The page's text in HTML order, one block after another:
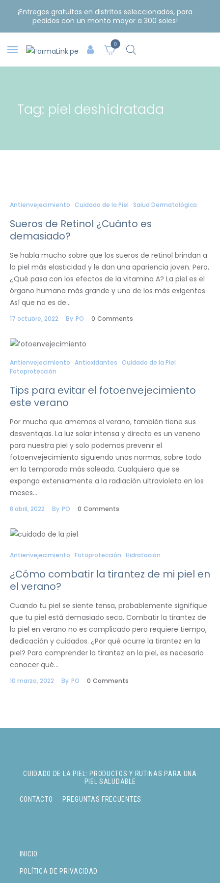
¡Entregas gratuitas en distritos seleccionados, para
pedidos con un monto mayor a 300 soles!
0
Tag: piel deshidratada
Antienvejecimiento Cuidado de la Piel Salud Dermatológica
Sueros de Retinol ¿Cuánto es
demasiado?
Se habla mucho sobre que los sueros de retinol brindan a
la piel más elasticidad y le dan una apariencia joven. Pero,
¿Qué pasa con los efectos de la vitamina A? La piel es el
órgano humano más grande y uno de los más exigentes
Así que no es de…
17 octubre, 2022 By PO 0 Comments
Antienvejecimiento Antioxidantes Cuidado de la Piel
Fotoprotección
Tips para evitar el fotoenvejecimiento
este verano
Por mucho que amemos el verano, también tiene sus
desventajas. La luz solar intensa y directa es un veneno
para nuestra piel y solo podemos prevenir el
fotoenvejecimiento siguiendo unas normas, sobre todo
en la temporada más soleada. Cualquiera que se
exponga extensamente a la radiación ultravioleta en los
meses…
8 abril, 2022 By PO 0 Comments
Antienvejecimiento Fotoprotección Hidratación
¿Cómo combatir la tirantez de mi piel en
el verano?
Cuando tu piel se siente tensa, probablemente signifique
que tu piel está demasiado seca. Combatir la tirantez de
la piel en verano no es complicado pero requiere tiempo,
dedicación y cuidados. ¿Por qué ocurre la tirantez en la
piel? Para comprender la tirantez en la piel, es necesario
conocer qué…
10 marzo, 2022 By PO 0 Comments
INICIO
POLÍTICA DE PRIVACIDAD
CUIDADO DE LA PIEL: PRODUCTOS Y RUTINAS PARA UNA
PIEL SALUDABLE
CONTACTO PREGUNTAS FRECUENTES